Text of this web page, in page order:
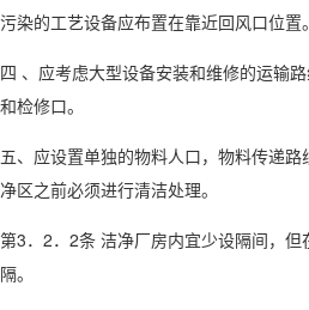
污染的工艺设备应布置在靠近回风口位置
四 、应考虑大型设备安装和维修的运输
和检修口。
五、应设置单独的物料人口，物料传递
净区之前必须进行清洁处理。
第3．2．2条 洁净厂房内宜少设隔间，
隔。